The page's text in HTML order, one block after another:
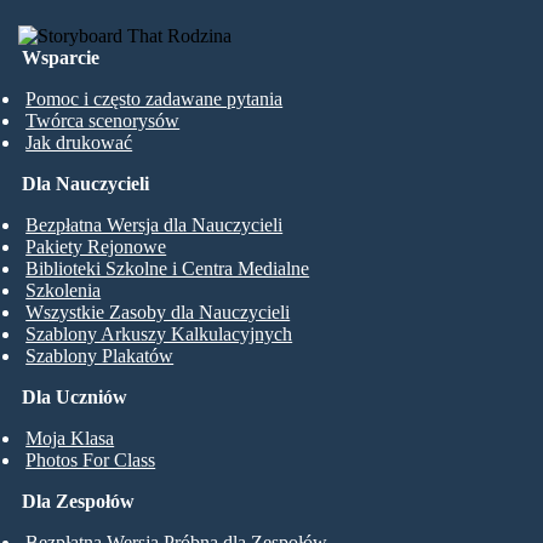
Wsparcie
Pomoc i często zadawane pytania
Twórca scenorysów
Jak drukować
Dla Uczniów
Moja Klasa
Photos For Class
Dla Nauczycieli
Bezpłatna Wersja dla Nauczycieli
Pakiety Rejonowe
Biblioteki Szkolne i Centra Medialne
Szkolenia
Wszystkie Zasoby dla Nauczycieli
Szablony Arkuszy Kalkulacyjnych
Szablony Plakatów
Dla Zespołów